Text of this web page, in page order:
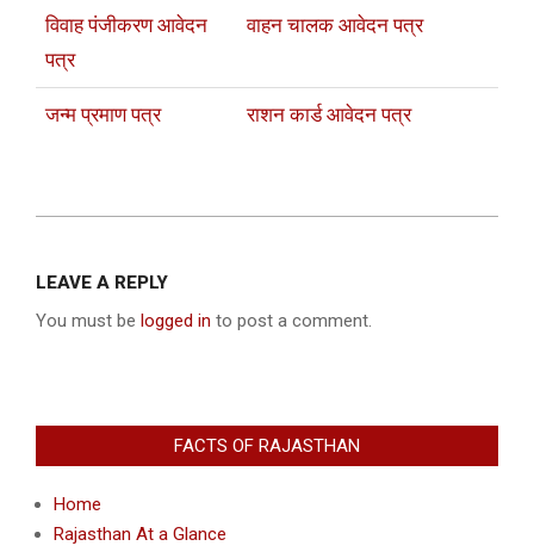
विवाह पंजीकरण आवेदन
पत्र
वाहन चालक आवेदन पत्र
जन्म प्रमाण पत्र राशन कार्ड आवेदन पत्र
11
LEAVE A REPLY
You must be logged in to post a comment.
FACTS OF RAJASTHAN
Home
Rajasthan At a Glance